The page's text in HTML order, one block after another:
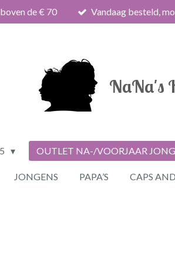
de € 70 Vandaag besteld,
NaNa's
OUTLET NA-/VOORJAAR
JONGENS PAPA’S CAPS